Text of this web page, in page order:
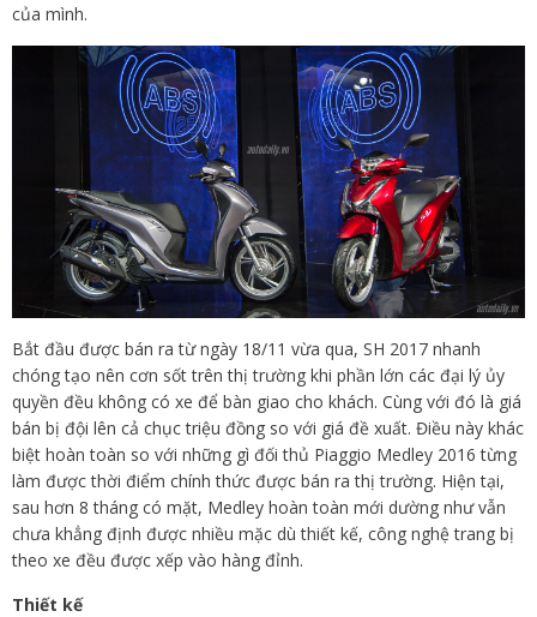
của mình.
Bắt đầu được bán ra từ ngày 18/11 vừa qua, SH 2017 nhanh
chóng tạo nên cơn sốt trên thị trường khi phần lớn các đại lý ủy
quyền đều không có xe để bàn giao cho khách. Cùng với đó là giá
bán bị đội lên cả chục triệu đồng so với giá đề xuất. Điều này khác
biệt hoàn toàn so với những gì đối thủ Piaggio Medley 2016 từng
làm được thời điểm chính thức được bán ra thị trường. Hiện tại,
sau hơn 8 tháng có mặt, Medley hoàn toàn mới dường như vẫn
chưa khẳng định được nhiều mặc dù thiết kế, công nghệ trang bị
theo xe đều được xếp vào hàng đỉnh.
Thiết kế